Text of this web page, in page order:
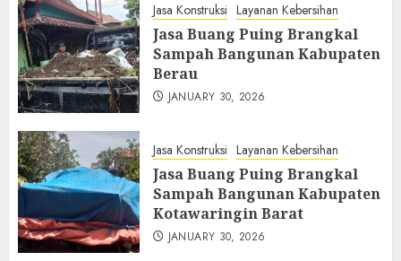
Jasa Konstruksi Layanan Kebersihan
Jasa Buang Puing Brangkal
Sampah Bangunan Kabupaten
Berau
JANUARY 30, 2026
Jasa Konstruksi Layanan Kebersihan
Jasa Buang Puing Brangkal
Sampah Bangunan Kabupaten
Kotawaringin Barat
JANUARY 30, 2026